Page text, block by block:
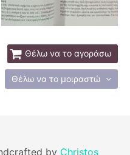
Θέλω να το αγοράσω
Θέλω να το μοιραστώ
by Christos